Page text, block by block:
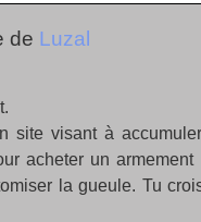
de Luzal
site visant à
acheter un
la gueule. Tu